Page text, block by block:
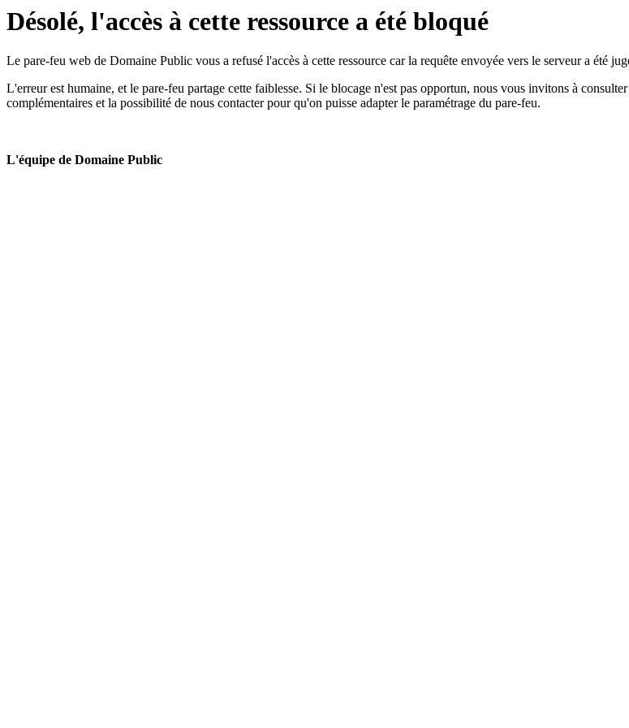
Désolé, l'accès à cette ressource a été bloqué
Le pare-feu web de Domaine Public vous a refusé l'accès à cette ressource car la requête envoyée vers le serveur a été
L'erreur est humaine, et le pare-feu partage cette faiblesse. Si le blocage n'est pas opportun, nous vous invitons à
complémentaires et la possibilité de nous contacter pour qu'on puisse adapter le paramétrage du pare-feu.
L'équipe de Domaine Public